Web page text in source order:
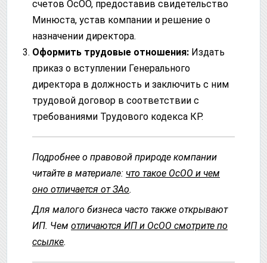
счетов ОсОО, предоставив свидетельство
Минюста, устав компании и решение о
назначении директора.
Оформить трудовые отношения: Издать
приказ о вступлении Генерального
директора в должность и заключить с ним
трудовой договор в соответствии с
требованиями Трудового кодекса КР.
Подробнее о правовой природе компании
читайте в материале: что такое ОсОО и чем
оно отличается от ЗАо.
Для малого бизнеса часто также открывают
ИП. Чем отличаются ИП и ОсОО смотрите по
ссылке.